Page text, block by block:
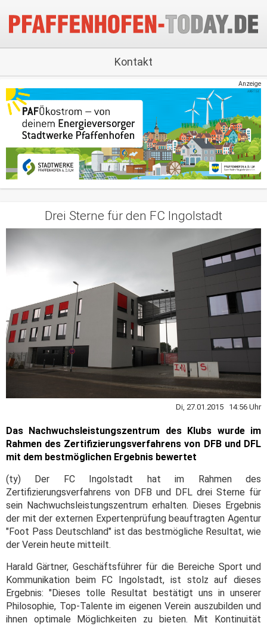
Kontakt
Anzeige
Drei Sterne für den FC Ingolstadt
Di, 27.01.2015 14:56 Uhr
Das Nachwuchsleistungszentrum des Klubs wurde im
Rahmen des Zertifizierungsverfahrens von DFB und DFL
mit dem bestmöglichen Ergebnis bewertet
(ty) Der FC Ingolstadt hat im Rahmen des
Zertifizierungsverfahrens von DFB und DFL drei Sterne für
sein Nachwuchsleistungszentrum erhalten. Dieses Ergebnis
der mit der externen Expertenprüfung beauftragten Agentur
"Foot Pass Deutschland" ist das bestmögliche Resultat, wie
der Verein heute mitteilt.
Harald Gärtner, Geschäftsführer für die Bereiche Sport und
Kommunikation beim FC Ingolstadt, ist stolz auf dieses
Ergebnis: "Dieses tolle Resultat bestätigt uns in unserer
Philosophie, Top-Talente im eigenen Verein auszubilden und
ihnen optimale Möglichkeiten zu bieten. Mit Kontinuität